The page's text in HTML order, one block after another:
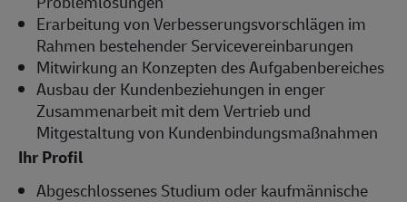
Erarbeitung von Verbesserungsvorschlägen im
Rahmen bestehender Servicevereinbarungen
Mitwirkung an Konzepten des Aufgabenbereiches
Ausbau der Kundenbeziehungen in enger
Zusammenarbeit mit dem Vertrieb und
Mitgestaltung von Kundenbindungsmaßnahmen
Ihr Profil
Abgeschlossenes Studium oder kaufmännische